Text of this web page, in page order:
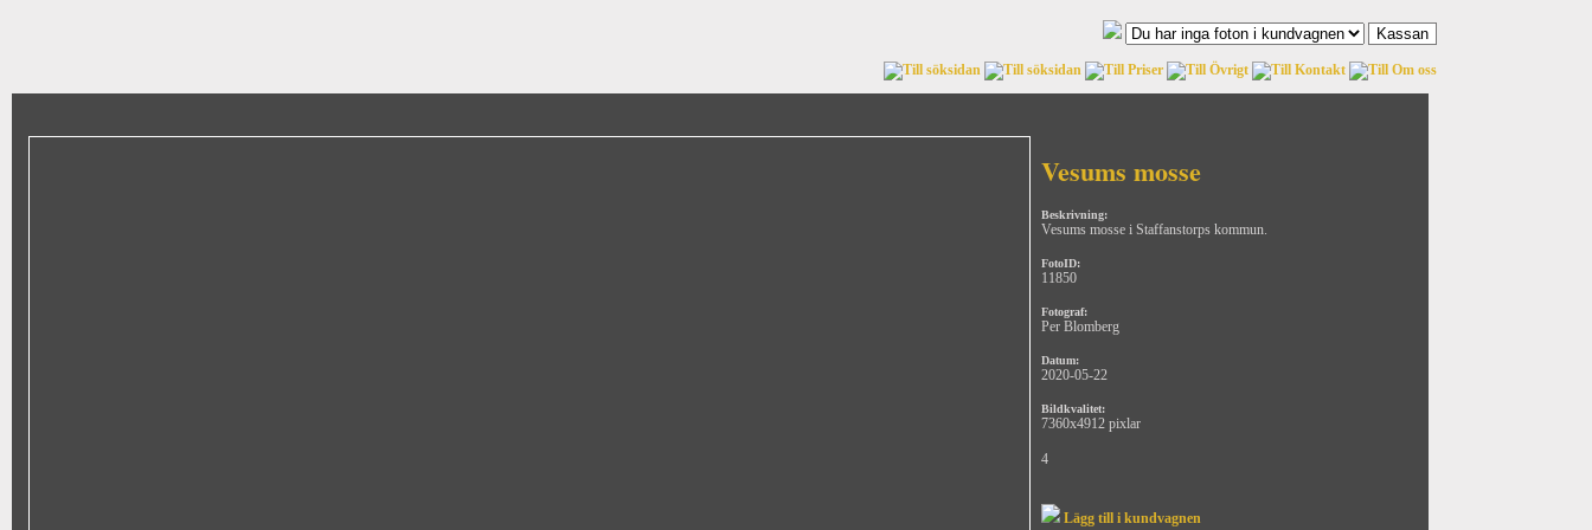
Vesums mosse
Beskrivning:
Vesums mosse i Staffanstorps kommun.
FotoID:
11850
Fotograf:
Per Blomberg
Datum:
2020-05-22
Bildkvalitet:
7360x4912 pixlar
4
Lägg till i kundvagnen